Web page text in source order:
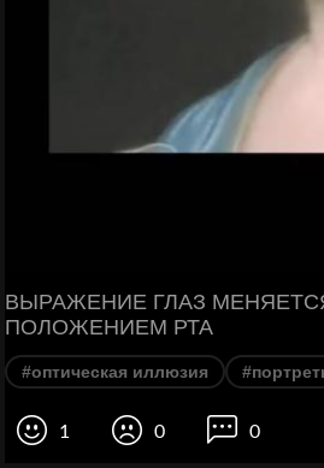
ВЫРАЖЕНИЕ ГЛАЗ
ПОЛОЖЕНИЕМ РТА
#оптическая иллюзия
1 0 0